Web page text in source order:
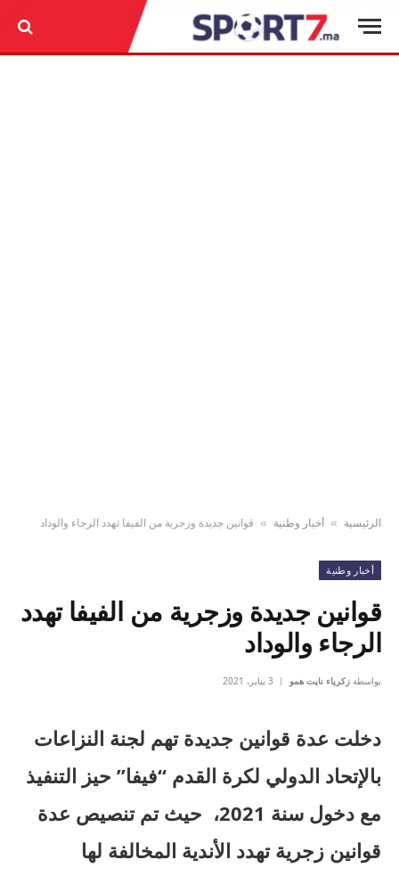
الرئيسية » أخبار وطنية » قوانين جديدة وزجرية من الفيفا تهدد الرجاء والوداد
أخبار وطنية
قوانين جديدة وزجرية من الفيفا تهدد
الرجاء والوداد
بواسطة زكرياء نايت همو 3 يناير، 2021
دخلت عدة قوانين جديدة تهم لجنة النزاعات
بالإتحاد الدولي لكرة القدم “فيفا” حيز التنفيذ
مع دخول سنة 2021، حيث تم تنصيص عدة
قوانين زجرية تهدد الأندية المخالفة لها